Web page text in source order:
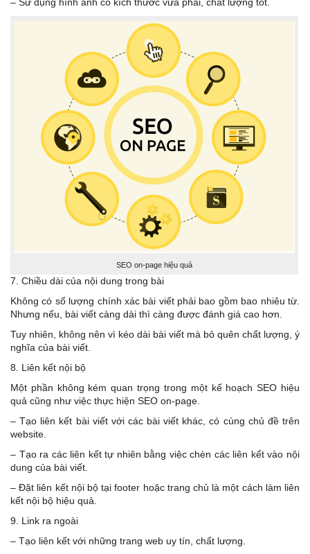
SEO on-page hiệu quả
7. Chiều dài của nội dung trong bài
Không có số lượng chính xác bài viết phải bao gồm bao nhiêu từ.
Nhưng nếu, bài viết càng dài thì càng được đánh giá cao hơn.
Tuy nhiên, không nên vì kéo dài bài viết mà bỏ quên chất lượng, ý
nghĩa của bài viết.
8. Liên kết nội bộ
Một phần không kém quan trọng trong một kế hoạch SEO hiệu
quả cũng như việc thực hiện SEO on-page.
– Tạo liên kết bài viết với các bài viết khác, có cùng chủ đề trên
website.
– Tạo ra các liên kết tự nhiên bằng việc chèn các liên kết vào nội
dung của bài viết.
– Đặt liên kết nội bộ tại footer hoặc trang chủ là một cách làm liên
kết nội bộ hiệu quả.
9. Link ra ngoài
– Tạo liên kết với những trang web uy tín, chất lượng.